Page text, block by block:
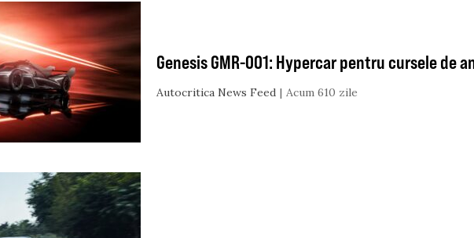
Genesis GMR-001: Hypercar pentru cursele de
Autocritica News Feed Acum 610 zile